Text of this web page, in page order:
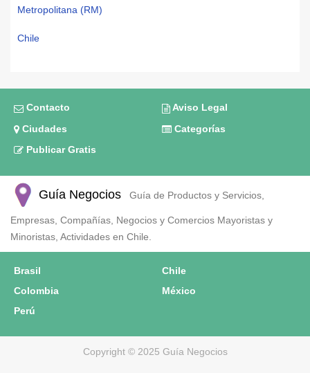
Metropolitana (RM)
Chile
Contacto
Aviso Legal
Ciudades
Categorías
Publicar Gratis
Guía Negocios Guía de Productos y Servicios,
Empresas, Compañías, Negocios y Comercios Mayoristas y
Minoristas, Actividades en Chile.
Brasil
Chile
Colombia
México
Perú
Copyright © 2025 Guía Negocios